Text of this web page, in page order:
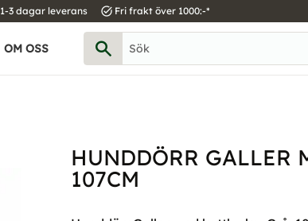
1-3 dagar leverans task_alt Fri frakt över 1000:-*
OM OSS
HUNDDÖRR GALLER
107CM